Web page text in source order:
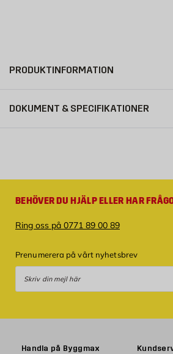
PRODUKTINFORMATION
DOKUMENT & SPECIFIKATIONER
BEHÖVER DU HJÄLP ELLER HAR
Ring oss på 0771 89 00 89
Prenumerera på vårt nyhetsbrev
Handla på Byggmax